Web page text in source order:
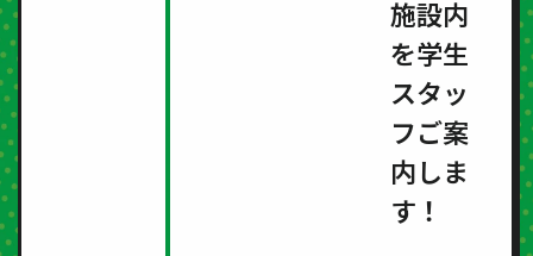
施設内
を学生
スタッ
フご案
内しま
す！